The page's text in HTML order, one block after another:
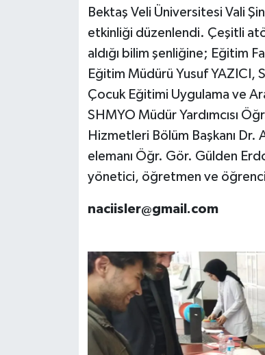
Bektaş Veli Üniversitesi Vali
etkinliği düzenlendi. Çeşitli
aldığı bilim şenliğine; Eğitim
Eğitim Müdürü Yusuf YAZICI,
Çocuk Eğitimi Uygulama ve
SHMYO Müdür Yardımcısı
Hizmetleri Bölüm Başkanı Dr.
elemanı Öğr. Gör. Gülden
yönetici, öğretmen ve
naciisler@gmail.com